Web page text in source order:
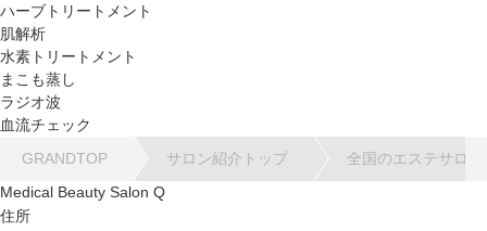
ハーブトリートメント
肌解析
水素トリートメント
まこも蒸し
ラジオ波
血流チェック
GRANDTOP
サロン紹介トップ
全国のエステサロ
Medical Beauty Salon Q
住所